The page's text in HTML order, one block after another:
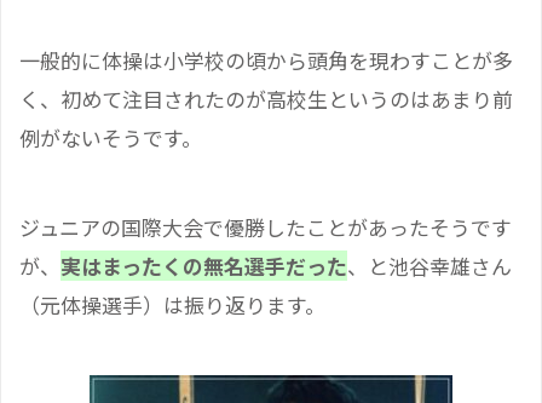
一般的に体操は小学校の頃から頭角を現わすことが多
く、初めて注目されたのが高校生というのはあまり前
例がないそうです。
ジュニアの国際大会で優勝したことがあったそうです
が、 実はまったくの無名選手だった、と池谷幸雄さん
（元体操選手）は振り返ります。